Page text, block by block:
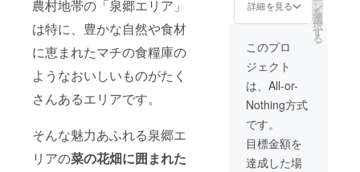
農村地帯の「泉郷エリア」
は特に、豊かな自然や食材
に恵まれたマチの食糧庫の
ようなおいしいものがたく
さんあるエリアです。
そんな魅力あふれる泉郷エ
リアの菜の花畑に囲まれた
クト
キャン
プギア
プレゼ
ントが
ありま
す。
プレゼ
ントが
す。
でご了
承くだ
い！と
《ペア
様》プ
ランで
す。
３）
プサ
ミット
当日
りま
との利
用も可
能（1部
屋６畳
サイ
ズ） ※
用は予
約順と
カップ
の木１
本の
オー
ナーに
なって
いただ
き、枯
れるま
自らに
収穫体
の間、
何度で
もキャ
ンプ場
を利用
できる
権利で
す。
2020年
ンプは
日々進
詳細を見る ン
を
選
択
す
る
このプロ
ジェクト
は、All-or-
Nothing方式
です。
目標金額を
達成した場